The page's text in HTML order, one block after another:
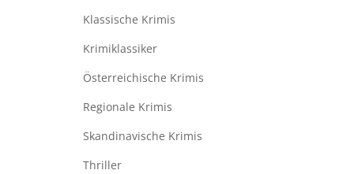
Klassische Krimis
Krimiklassiker
Österreichische Krimis
Regionale Krimis
Skandinavische Krimis
Thriller